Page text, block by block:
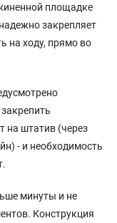
площадке
закрепляет
на ходу, прямо во
на штатив (через
- и необходимость
минуты и не
Конструкция